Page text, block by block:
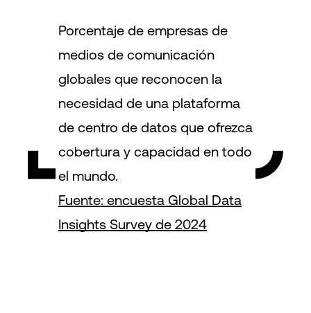
Porcentaje de empresas de
medios de comunicación
globales que reconocen la
necesidad de una plataforma
de centro de datos que ofrezca
cobertura y capacidad en todo
el mundo.
Fuente: encuesta Global Data
Insights Survey de 2024